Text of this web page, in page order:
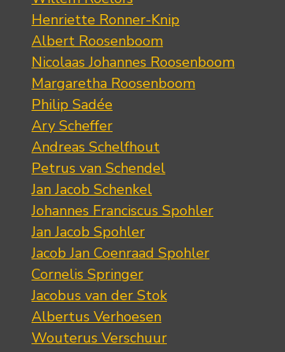
Henriette Ronner-Knip
Albert Roosenboom
Nicolaas Johannes Roosenboom
Margaretha Roosenboom
Philip Sadée
Ary Scheffer
Andreas Schelfhout
Petrus van Schendel
Jan Jacob Schenkel
Johannes Franciscus Spohler
Jan Jacob Spohler
Jacob Jan Coenraad Spohler
Cornelis Springer
Jacobus van der Stok
Albertus Verhoesen
Wouterus Verschuur